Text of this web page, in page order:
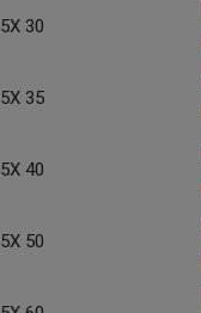
5X 30
5X 35
5X 40
5X 50